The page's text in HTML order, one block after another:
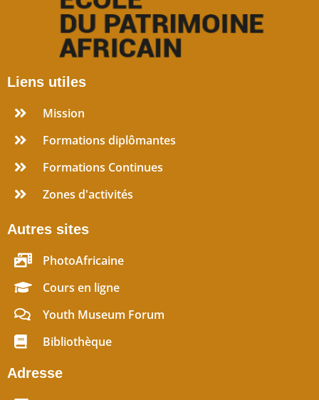
Liens utiles
Mission
Formations diplômantes
Formations Continues
Zones d'activités
Autres sites
PhotoAfricaine
Cours en ligne
Youth Museum Forum
Bibliothèque
Adresse